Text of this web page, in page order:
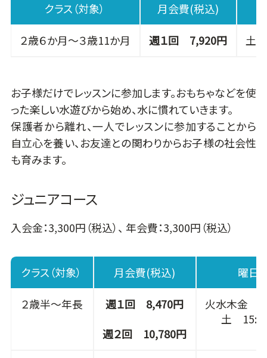
クラス（対象） 月会費(税込)
２歳６か月～３歳11か月 週１回 7,920円 土
お子様だけでレッスンに参加します。おもちゃなどを使
った楽しい水遊びから始め、水に慣れていきます。
保護者から離れ、一人でレッスンに参加することから
自立心を養い、お友達との関わりからお子様の社会性
も育みます。
ジュニアコース
入会金：3,300円（税込）、 年会費：3,300円（税込）
クラス（対象） 月会費(税込) 曜日
２歳半～年長
週１回 8,470円
週２回 10,780円
火水木金
土